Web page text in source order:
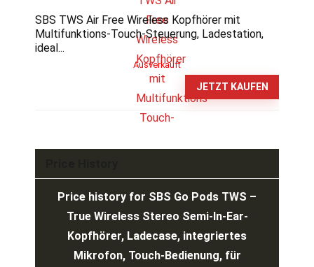
SBS TWS Air Free Wireless Kopfhörer mit
Multifunktions-Touch-Steuerung, Ladestation,
ideal...
Ausverkauft
JETZT KAUFEN
Price history for SBS Go Pods TWS –
True Wireless Stereo Semi-In-Ear-
Kopfhörer, Ladecase, integriertes
Mikrofon, Touch-Bedienung, für